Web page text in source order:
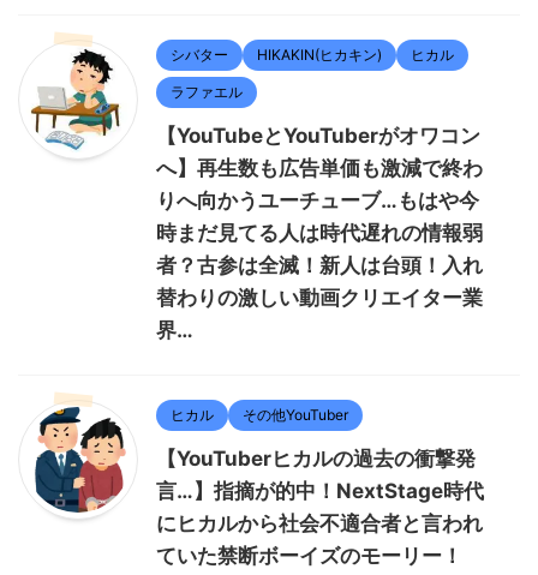
シバター HIKAKIN(ヒカキン) ヒカル
ラファエル
【YouTubeとYouTuberがオワコン
へ】再生数も広告単価も激減で終わ
りへ向かうユーチューブ…もはや今
時まだ見てる人は時代遅れの情報弱
者？古参は全滅！新人は台頭！入れ
替わりの激しい動画クリエイター業
界…
ヒカル その他YouTuber
【YouTuberヒカルの過去の衝撃発
言…】指摘が的中！NextStage時代
にヒカルから社会不適合者と言われ
ていた禁断ボーイズのモーリー！